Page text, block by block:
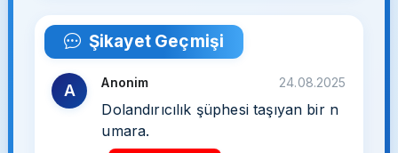
Şikayet Geçmişi
A Anonim 24.08.2025
Dolandırıcılık şüphesi taşıyan bir n
umara.